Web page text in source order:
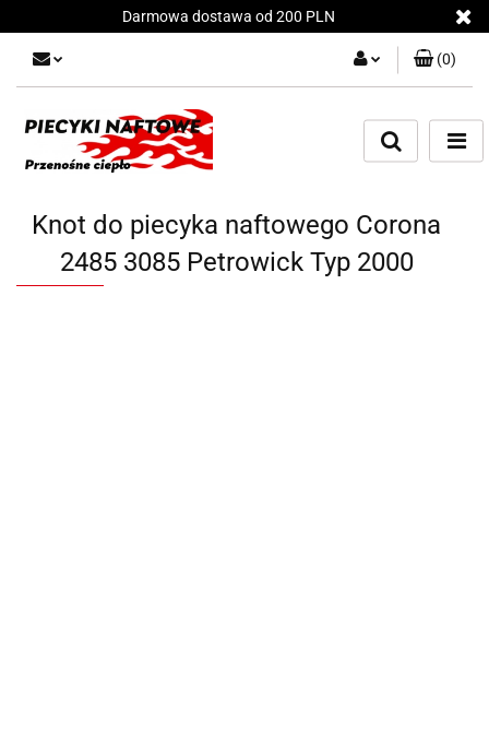
Darmowa dostawa od 200 PLN
Zaloguj się
Zgody cookies
(0)
Knot do piecyka naftowego Corona
2485 3085 Petrowick Typ 2000